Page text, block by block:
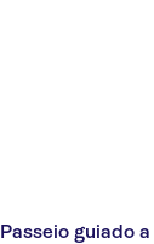
Passeio guiado